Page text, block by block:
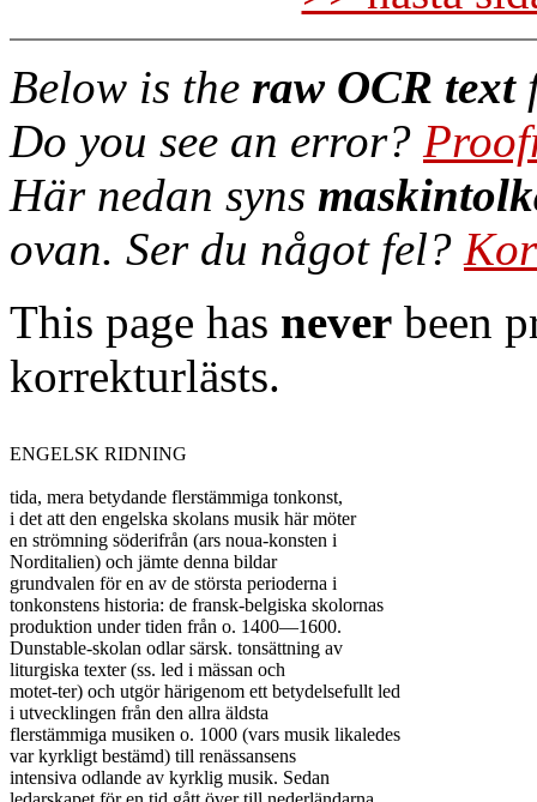
Below is the raw OCR text
Do you see an error?
Här nedan syns
ovan. Ser du något fel?
This page has never been
korrekturlästs.
ENGELSK RIDNING
tida, mera betydande flerstämmiga tonkonst,
i det att den engelska skolans musik här möter
en strömning söderifrån (ars noua-konsten i
Norditalien) och jämte denna bildar
grundvalen för en av de största perioderna i
tonkonstens historia: de fransk-belgiska skolornas
produktion under tiden från o. 1400—1600.
Dunstable-skolan odlar särsk. tonsättning av
liturgiska texter (ss. led i mässan och
motet-ter) och utgör härigenom ett betydelsefullt led
i utvecklingen från den allra äldsta
flerstämmiga musiken o. 1000 (vars musik likaledes
var kyrkligt bestämd) till renässansens
intensiva odlande av kyrklig musik. Sedan